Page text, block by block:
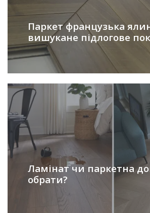
Паркет французька
вишукане підлогове
Ламінат чи паркетна
обрати?